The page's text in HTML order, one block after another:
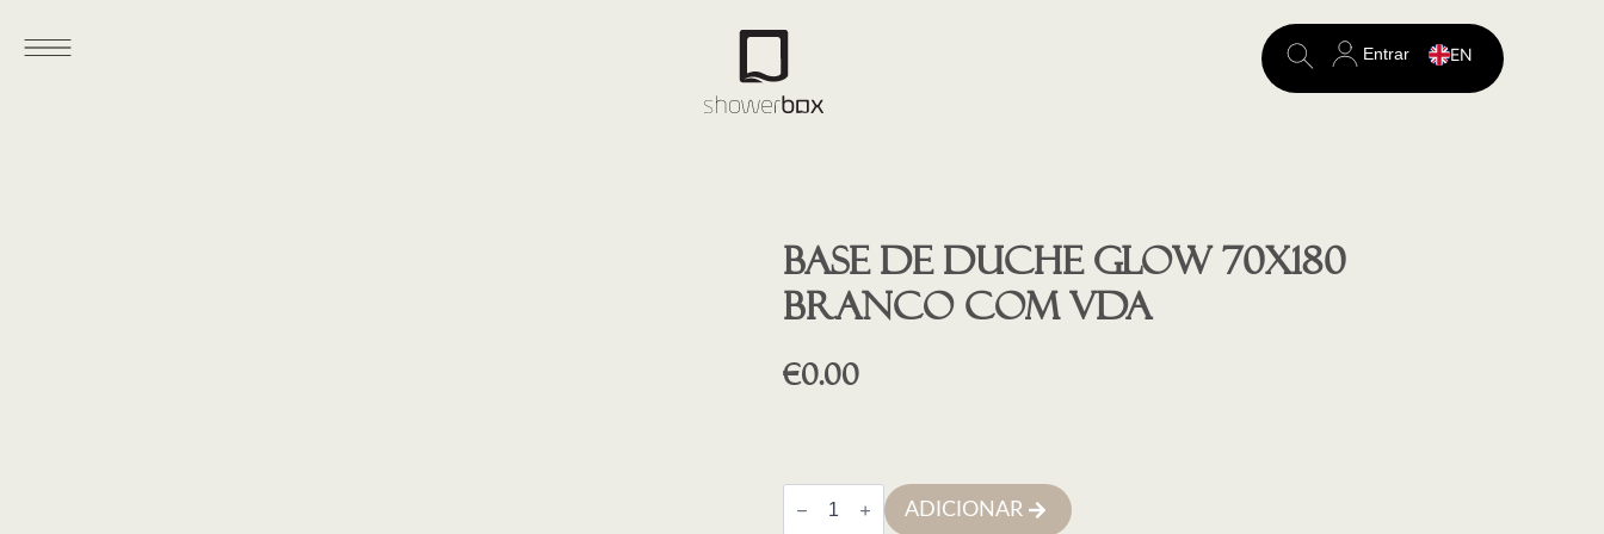
Search
Entrar EN
Base de duche GLOW 70X180
BRANCO COM VDA
€0.00
Quantidade
de
Base
ADICIONAR